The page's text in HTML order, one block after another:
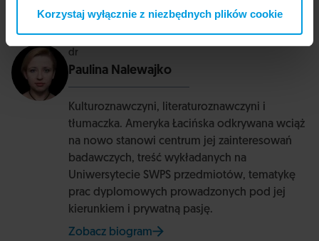
Korzystaj wyłącznie z niezbędnych plików cookie
dr
Paulina Nalewajko
Kulturoznawczyni, literaturoznawczyni i
tłumaczka. Ameryka Łacińska odkrywana wciąż
na nowo stanowi centrum jej zainteresowań
badawczych, treść wykładanych na
Uniwersytecie SWPS przedmiotów, tematykę
prac dyplomowych prowadzonych pod jej
kierunkiem i prywatną pasję.
Zobacz biogramna stronie Uniwersytetu SWPS